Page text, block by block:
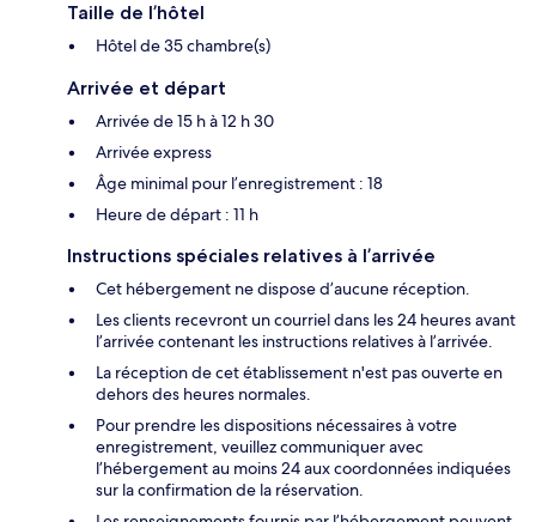
Taille de l’hôtel
Hôtel de 35 chambre(s)
Arrivée et départ
Arrivée de 15 h à 12 h 30
Arrivée express
Âge minimal pour l’enregistrement : 18
Heure de départ : 11 h
Instructions spéciales relatives à l’arrivée
Cet hébergement ne dispose d’aucune réception.
Les clients recevront un courriel dans les 24 heures avant
l’arrivée contenant les instructions relatives à l’arrivée.
La réception de cet établissement n'est pas ouverte en
dehors des heures normales.
Pour prendre les dispositions nécessaires à votre
enregistrement, veuillez communiquer avec
l’hébergement au moins 24 aux coordonnées indiquées
sur la confirmation de la réservation.